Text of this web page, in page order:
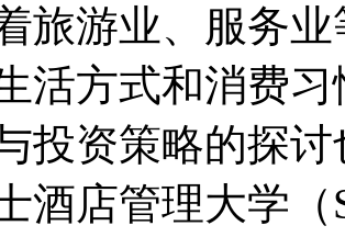
旅游业、服务
活方式和消费
投资策略的探
酒店管理大学